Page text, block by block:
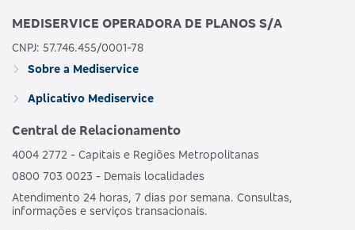
MEDISERVICE OPERADORA DE PLANOS S/A
CNPJ: 57.746.455/0001-78
Sobre a Mediservice
Aplicativo Mediservice
Central de Relacionamento
4004 2772 - Capitais e Regiões Metropolitanas
0800 703 0023 - Demais localidades
Atendimento 24 horas, 7 dias por semana. Consultas,
informações e serviços transacionais.